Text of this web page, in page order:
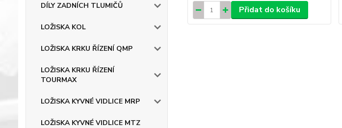
DÍLY ZADNÍCH TLUMIČŮ
LOŽISKA KOL
LOŽISKA KRKU ŘÍZENÍ QMP
LOŽISKA KRKU ŘÍZENÍ
TOURMAX
LOŽISKA KYVNÉ VIDLICE MRP
LOŽISKA KYVNÉ VIDLICE MTZ
Přidat do košíku